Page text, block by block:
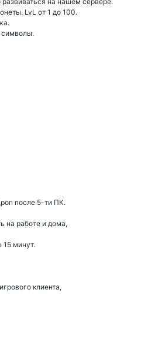
LvL от 1 до 100.
символы.
после 5-ти ПК.
на работе и дома,
15 минут.
клиента,